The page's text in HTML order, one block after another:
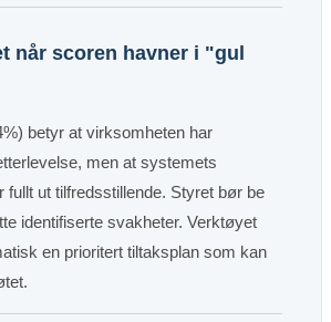
når scoren havner i "gul
betyr at virksomheten har
men at systemets
fullt ut tilfredsstillende. Styret bør be
identifiserte svakheter. Verktøyet
en prioritert tiltaksplan som kan